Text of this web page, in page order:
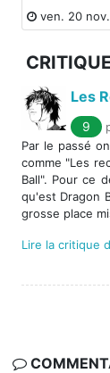
ven. 20
Les
9
Par le passé
comme "Les
Ball". Pour ce
qu'est Dragon
grosse place
Lire la critique